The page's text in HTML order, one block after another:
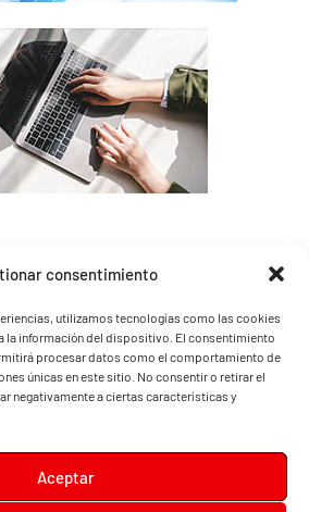
consentimiento
utilizamos tecnologías como las cookies
la información del dispositivo. El consentimiento
procesar datos como el comportamiento de
únicas en este sitio. No consentir o retirar el
negativamente a ciertas características y
Aceptar